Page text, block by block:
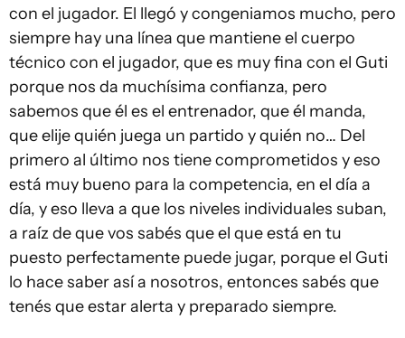
con el jugador. El llegó y congeniamos mucho, pero
siempre hay una línea que mantiene el cuerpo
técnico con el jugador, que es muy fina con el Guti
porque nos da muchísima confianza, pero
sabemos que él es el entrenador, que él manda,
que elije quién juega un partido y quién no… Del
primero al último nos tiene comprometidos y eso
está muy bueno para la competencia, en el día a
día, y eso lleva a que los niveles individuales suban,
a raíz de que vos sabés que el que está en tu
puesto perfectamente puede jugar, porque el Guti
lo hace saber así a nosotros, entonces sabés que
tenés que estar alerta y preparado siempre.